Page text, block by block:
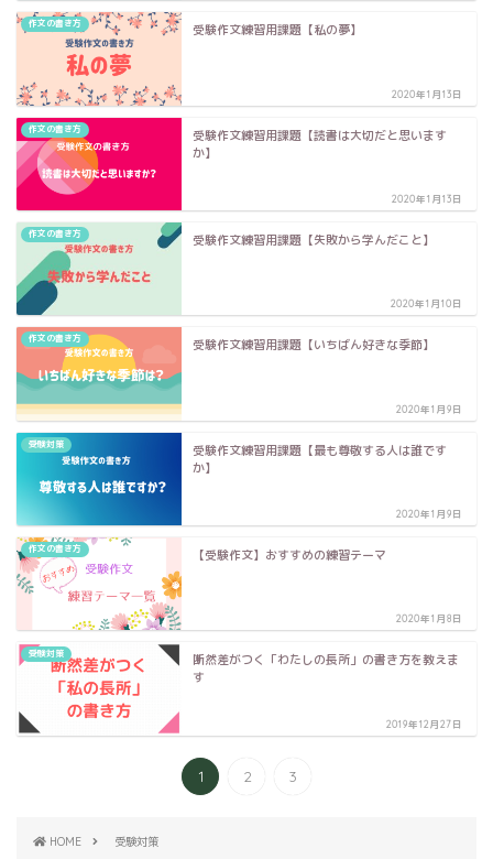
作文の書き方 受験作文練習用課題【私の夢】
2020年1月13日
作文の書き方
受験作文練習用課題【読書は大切だと思います
か】
2020年1月13日
作文の書き方 受験作文練習用課題【失敗から学んだこと】
2020年1月10日
作文の書き方 受験作文練習用課題【いちばん好きな季節】
2020年1月9日
受験対策
受験作文練習用課題【最も尊敬する人は誰です
か】
2020年1月9日
作文の書き方 【受験作文】おすすめの練習テーマ
2020年1月8日
受験対策
断然差がつく「わたしの長所」の書き方を教えま
す
2019年12月27日
1 2 3
HOME 受験対策